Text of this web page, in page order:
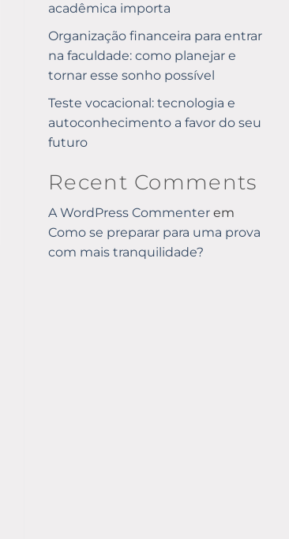
acadêmica importa
Organização financeira para entrar
na faculdade: como planejar e
tornar esse sonho possível
Teste vocacional: tecnologia e
autoconhecimento a favor do seu
futuro
Recent Comments
A WordPress Commenter em
Como se preparar para uma prova
com mais tranquilidade?